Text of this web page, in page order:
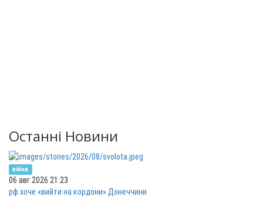
Останні Новини
війна
06 авг 2026 21:23
рф хоче «вийти на кордони» Донеччини